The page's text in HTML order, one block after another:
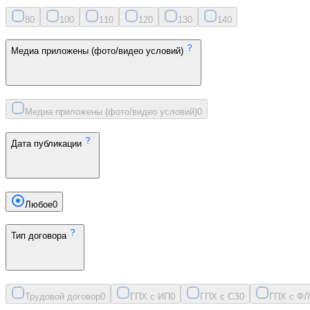
80 100 11 0 120 130 140
Медиа приложены (фото/видео условий)
Медиа приложены (фото/видео условий)0
Дата публикации
Любое0
Тип договора
Трудовой договор0 ГПХ с ИП0 ГПХ с СЗ0 ГПХ с ФЛ